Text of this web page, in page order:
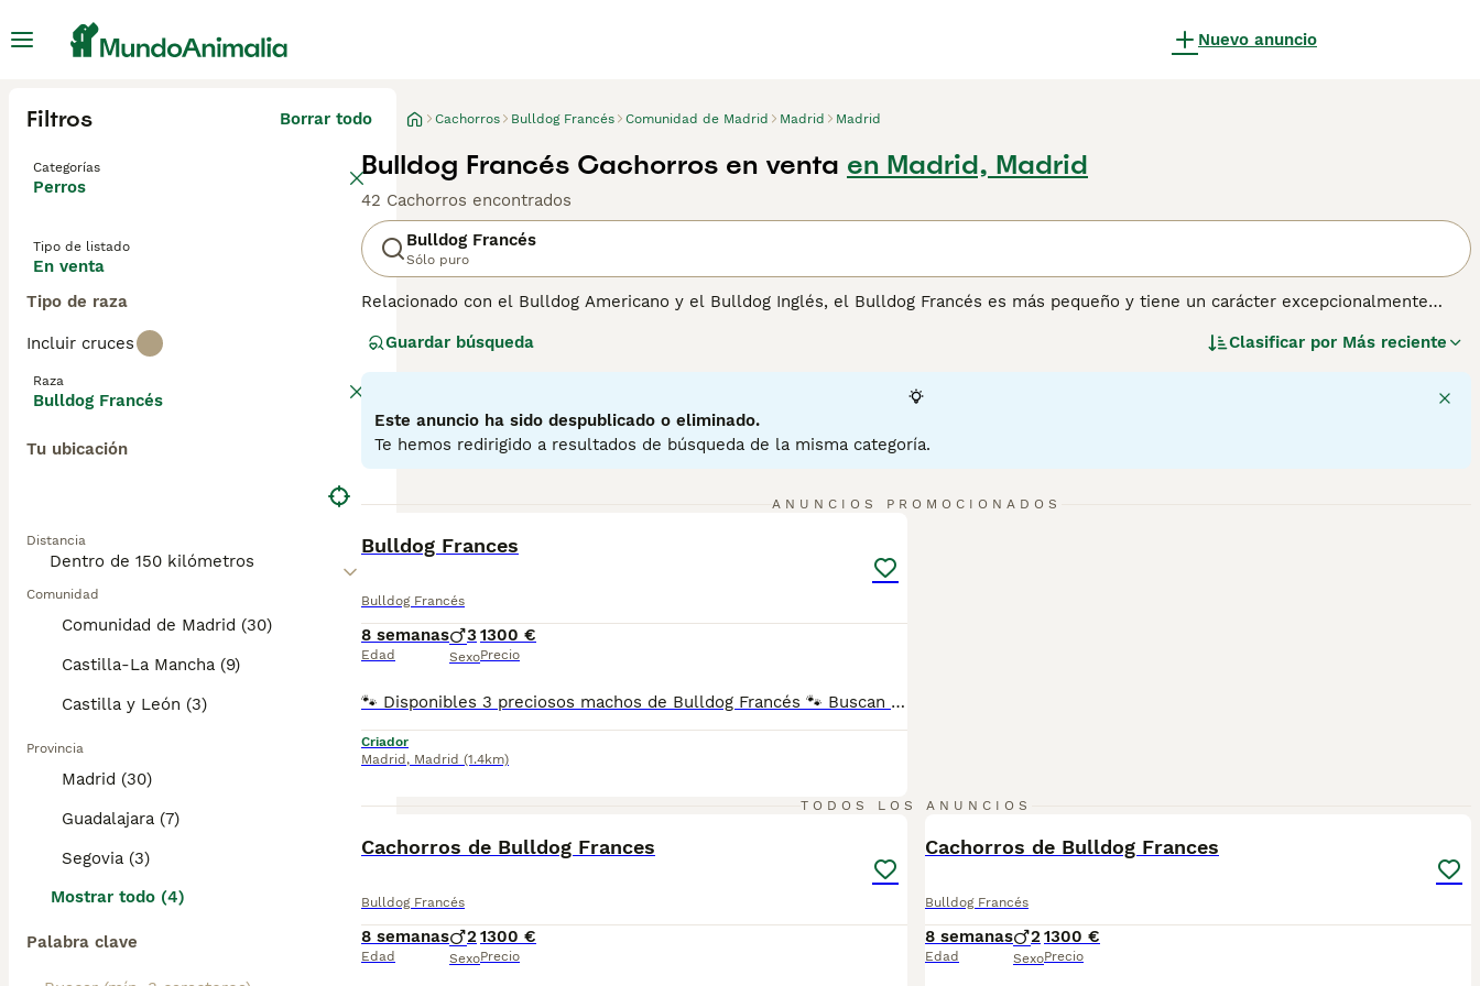
Nuevo anuncio
Filtros Borrar todo
Categorías
Perros
Tipo de listado
En venta
Tipo de raza
Incluir cruces
Raza
Bulldog Francés
Tu ubicación
Distancia
Comunidad
Comunidad de Madrid (30)
Castilla-La Mancha (9)
Castilla y León (3)
Provincia
Madrid (30)
Guadalajara (7)
Segovia (3)
Mostrar todo (4)
Palabra clave
Cachorros Bulldog Francés Comunidad de Madrid Madrid Madrid
Bulldog Francés Cachorros en venta en Madrid, Madrid
42 Cachorros encontrados
Bulldog Francés
Sólo puro
Relacionado con el Bulldog Americano y el Bulldog Inglés, el Bulldog Francés es más pequeño y tiene un carácter excepcionalmente
de compañía más populares no solo en España sino también en otras partes del mundo. Los Frenchies anhelan mucha atención y no
pueden ser tercos, se les puede enseñar a hacer cosas asombrosas si se les trata con cuidado.
Lee nuestra página de consejos de compra de Bulldog Francés para obtener información sobre esta raza de perro.
Guardar búsqueda Clasificar por Más reciente
Este anuncio ha sido despublicado o eliminado.
Te hemos redirigido a resultados de búsqueda de la misma categoría.
ANUNCIOS PROMOCIONADOS
Bulldog Frances
Bulldog Francés
8 semanas
Edad
3
Sexo
1300 €
Precio
🐾 Disponibles 3 preciosos machos de Bulldog Francés 🐾 Buscan una familia responsable donde crecer rodeados de cariño. ✅ Entrega con todas las vacunas correspondientes a su edad. ✅ Desparasitaciones al día. ✅ Revisión veterinaria realizada antes de la entrega. ✅ Padres con pruebas de salud favorables. Nuestros cachorros se crían en un ambiente familiar, con atención y socialización desde sus primeros días de vida para favorecer un desarrollo equilibrado. 📍Se pueden visitar sin ningún tipo de compromiso para conocerlos y resolver cualquier duda. Si deseas más información, fotos o vídeos, no dudes en ponerte en contacto.
Criador
Madrid , Madrid (1.4km)
TODOS LOS ANUNCIOS
Cachorros de Bulldog Frances
Bulldog Francés
8 semanas
Edad
2
Sexo
1300 €
Precio
Cachorros de Bulldog Frances
Bulldog Francés
8 semanas
Edad
2
Sexo
1300 €
Precio